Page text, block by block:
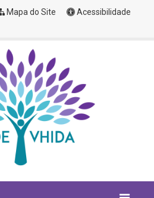
Mapa do Site
Acessibilidade